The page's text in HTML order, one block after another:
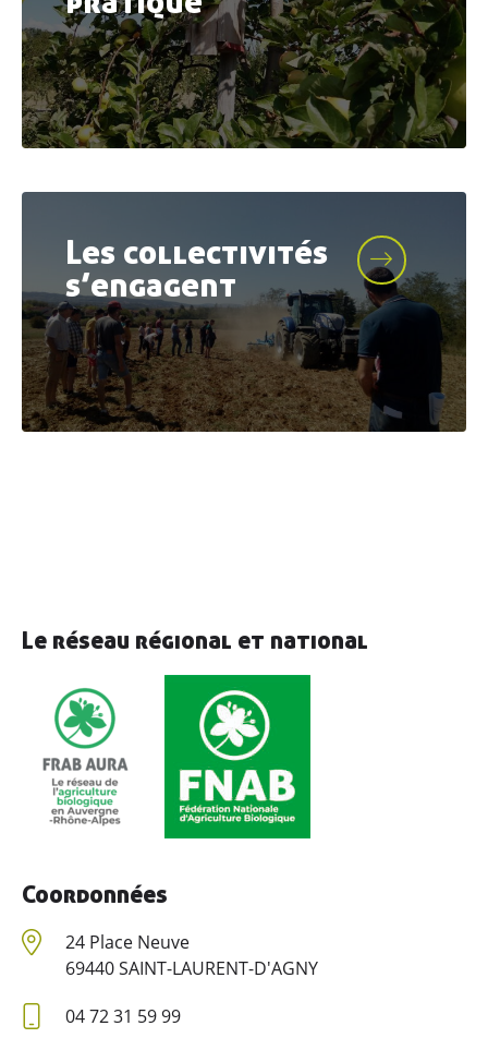
Les collectivités
s’engagent
Le réseau régional et national
Coordonnées
24 Place Neuve
69440 SAINT-LAURENT-D'AGNY
04 72 31 59 99
DécouvrirAGRIBIO
Consom’acteur•ices
Enseignement
Actualités
Ressources
Devenir adhérent